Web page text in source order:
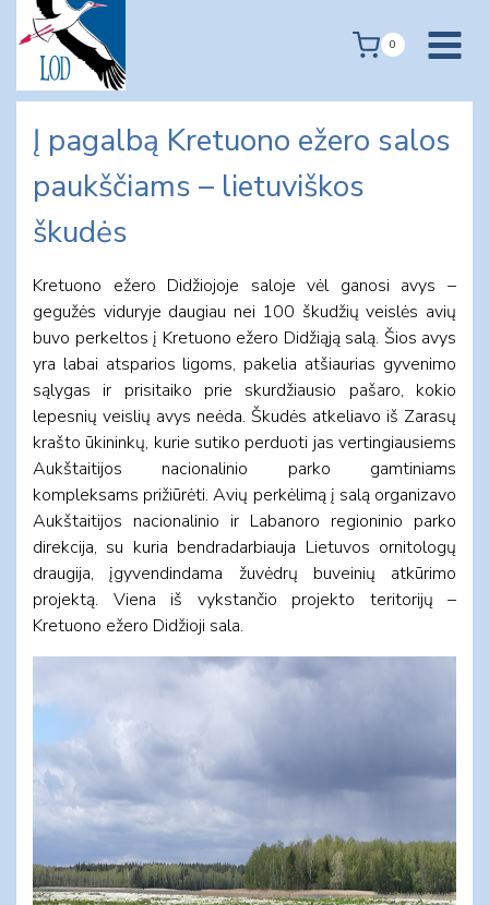
content
0
Į pagalbą Kretuono ežero salos
paukščiams – lietuviškos
škudės
Kretuono ežero Didžiojoje saloje vėl ganosi avys –
gegužės viduryje daugiau nei 100 škudžių veislės avių
buvo perkeltos į Kretuono ežero Didžiąją salą. Šios avys
yra labai atsparios ligoms, pakelia atšiaurias gyvenimo
sąlygas ir prisitaiko prie skurdžiausio pašaro, kokio
lepesnių veislių avys neėda. Škudės atkeliavo iš Zarasų
krašto ūkininkų, kurie sutiko perduoti jas vertingiausiems
Aukštaitijos nacionalinio parko gamtiniams
kompleksams prižiūrėti. Avių perkėlimą į salą organizavo
Aukštaitijos nacionalinio ir Labanoro regioninio parko
direkcija, su kuria bendradarbiauja Lietuvos ornitologų
draugija, įgyvendindama žuvėdrų buveinių atkūrimo
projektą. Viena iš vykstančio projekto teritorijų –
Kretuono ežero Didžioji sala.